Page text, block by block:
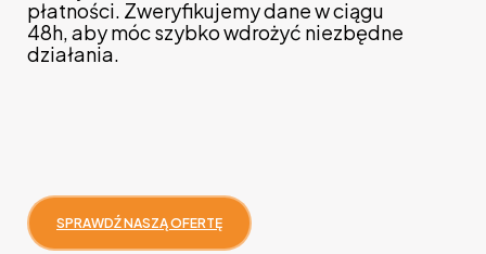
płatności. Zweryfikujemy dane w ciągu
48h, aby móc szybko wdrożyć niezbędne
działania.
SPRAWDŹ NASZĄ OFERTĘ